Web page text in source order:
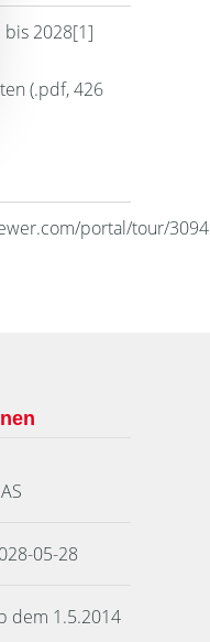
bis 2028[1]
(.pdf, 426
portal/tour/
05-28
dem 1.5.2014